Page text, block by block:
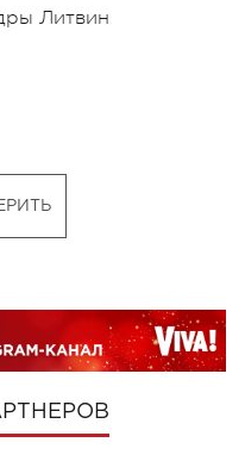
Литвин